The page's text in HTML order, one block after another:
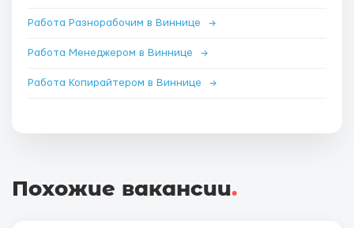
Работа Разнорабочим в Виннице →
Работа Менеджером в Виннице →
Работа Копирайтером в Виннице →
Похожие вакансии.